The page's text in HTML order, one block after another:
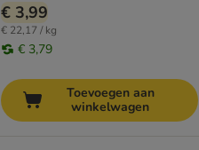
€ 3,99
€ 22,17 / kg
€ 3,79
Toevoegen aan
winkelwagen